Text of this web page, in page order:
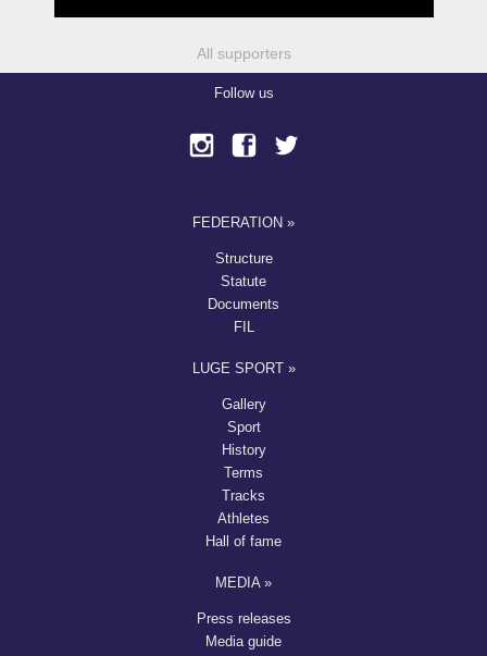
All supporters
Follow us
FEDERATION »
Structure
Statute
Documents
FIL
LUGE SPORT »
Gallery
Sport
History
Terms
Tracks
Athletes
Hall of fame
MEDIA »
Press releases
Media guide